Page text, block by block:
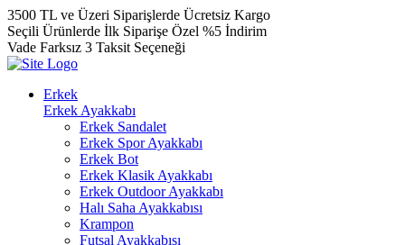
3500 TL ve Üzeri Siparişlerde Ücretsiz Kargo
Seçili Ürünlerde İlk Siparişe Özel %5 İndirim
Vade Farksız 3 Taksit Seçeneği
Erkek
Erkek Ayakkabı
Erkek Sandalet
Erkek Spor Ayakkabı
Erkek Bot
Erkek Klasik Ayakkabı
Erkek Outdoor Ayakkabı
Halı Saha Ayakkabısı
Krampon
Futsal Ayakkabısı